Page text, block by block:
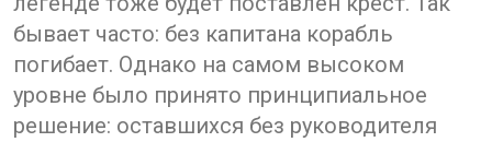
бывает часто: без капитана корабль
погибает. Однако на самом высоком
уровне было принято принципиальное
решение: оставшихся без руководителя